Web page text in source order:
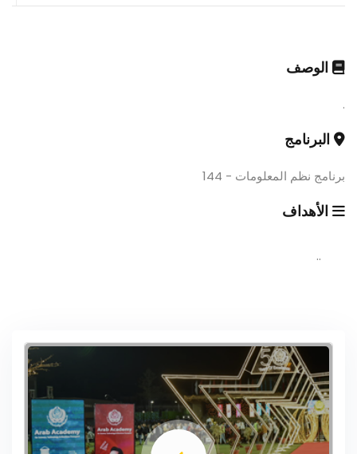
الوصف
.
البرنامج
برنامج نظم المعلومات - 144
الأهداف
..